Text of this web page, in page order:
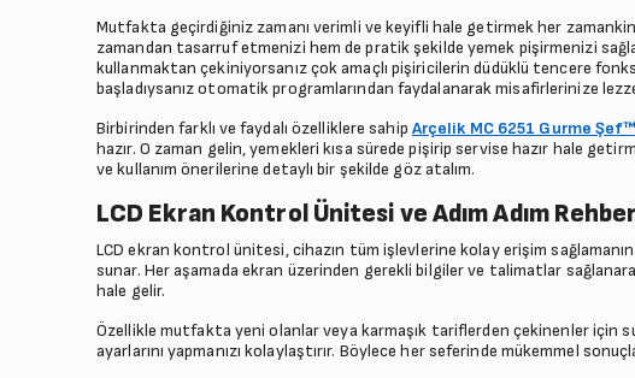
Mutfakta geçirdiğiniz zamanı verimli ve keyifli hale getirmek her
zamandan tasarruf etmenizi hem de pratik şekilde yemek pişirmenizi
kullanmaktan çekiniyorsanız çok amaçlı pişiricilerin düdüklü tencere
başladıysanız otomatik programlarından faydalanarak misafirlerinize
Birbirinden farklı ve faydalı özelliklere sahip Arçelik MC 6251 Gurme
hazır. O zaman gelin, yemekleri kısa sürede pişirip servise hazır hale
ve kullanım önerilerine detaylı bir şekilde göz atalım.
LCD Ekran Kontrol Ünitesi ve Adım Adım
LCD ekran kontrol ünitesi, cihazın tüm işlevlerine kolay erişim sağlamanın
sunar. Her aşamada ekran üzerinden gerekli bilgiler ve talimatlar
hale gelir.
Özellikle mutfakta yeni olanlar veya karmaşık tariflerden çekinenler için
ayarlarını yapmanızı kolaylaştırır. Böylece her seferinde mükemmel